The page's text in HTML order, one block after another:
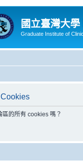
國立臺灣大
Graduate Institute of
的所有 cookies 嗎？